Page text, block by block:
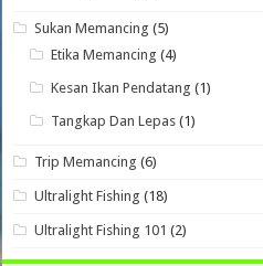
Sukan Memancing (5)
Etika Memancing (4)
Kesan Ikan Pendatang (1)
Tangkap Dan Lepas (1)
Trip Memancing (6)
Ultralight Fishing (18)
Ultralight Fishing 101 (2)